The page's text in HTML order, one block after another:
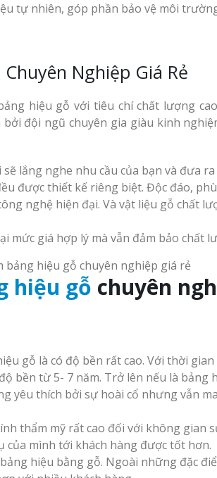
tự nhiên, góp phần bảo vệ môi
Nghiệp Giá Rẻ
hiệu gỗ với tiêu chí chất lượng
đội ngũ chuyên gia giàu kinh
lắng nghe nhu cầu của bạn và đưa
được thiết kế riêng biệt. Độc đáo,
nghệ hiện đại. Và vật liệu gỗ chất
mức giá hợp lý mà vẫn đảm bảo chất
hiệu gỗ chuyên
gỗ là có độ bền rất cao. Với thời
bền từ 5- 7 năm. Trở lên nếu là bảng
yêu thích bởi sự hoài cổ nhưng vẫn
thẩm mỹ rất cao đối với không gian
của mình tới khách hàng được tốt hơn.
hiệu bằng gỗ. Ngoài những đặc